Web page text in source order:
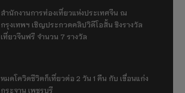
สำนักงานการท่องเที่ยวแห่งประเทศจีน ณ
กรุงเทพฯ เชิญประกวดคลิปวิดีโอสั้น ชิงรางวัล
เที่ยวจีนฟรี จำนวน 7 รางวัล
หมดโควิดชีวิตก็เที่ยวต่อ 2 วัน 1 คืน กับ เขื่อนแก่ง
กระจาน เพชรบุรี